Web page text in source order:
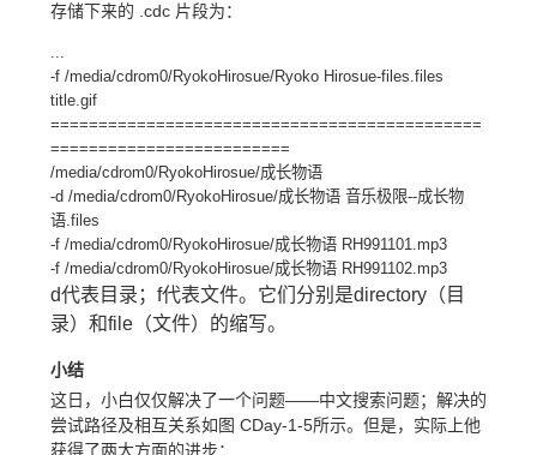
存储下来的 .cdc 片段为：
...
-f /media/cdrom0/RyokoHirosue/Ryoko Hirosue-files.files
title.gif
=============================================
=========================
/media/cdrom0/RyokoHirosue/成长物语
-d /media/cdrom0/RyokoHirosue/成长物语 音乐极限--成长物
语.files
-f /media/cdrom0/RyokoHirosue/成长物语 RH991101.mp3
-f /media/cdrom0/RyokoHirosue/成长物语 RH991102.mp3
d代表目录；f代表文件。它们分别是directory（目
录）和file（文件）的缩写。
小结
这日，小白仅仅解决了一个问题——中文搜索问题；解决的
尝试路径及相互关系如图 CDay-1-5所示。但是，实际上他
获得了两大方面的进步：